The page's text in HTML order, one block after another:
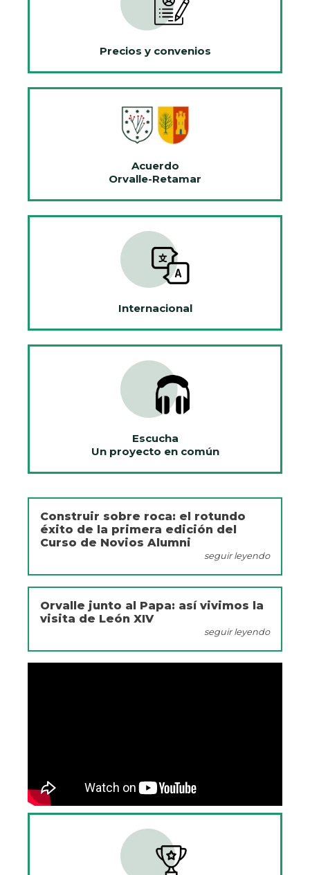
Precios y convenios
Acuerdo
Orvalle-Retamar
Internacional
Escucha
Un proyecto en común
Construir sobre roca: el rotundo
éxito de la primera edición del
Curso de Novios Alumni
seguir leyendo
Orvalle junto al Papa: así vivimos la
visita de León XIV
seguir leyendo